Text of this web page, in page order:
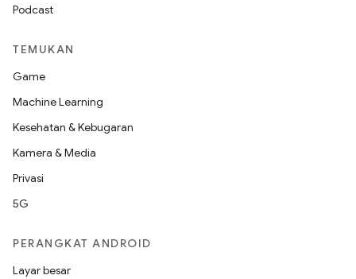
Podcast
TEMUKAN
Game
Machine Learning
Kesehatan & Kebugaran
Kamera & Media
Privasi
5G
PERANGKAT ANDROID
Layar besar